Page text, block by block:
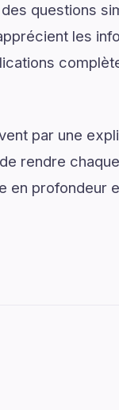
questions
les
par une
rendre
en profondeur